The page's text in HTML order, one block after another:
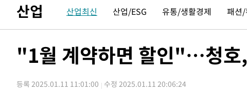
1시간 전 > [속보] SKT, 에이닷 서비스 장애 발생…"원인 파악 중"
1시간 전 >[속보]합참 "북, 동해상으로 미상 발사체 발사"
1시간 전 >[속보]7~9일 프로야구 3연전도 폭염 취소…11일 재개
1시간 전 >'월드컵 탈락 후폭풍' 축구협회…초유의 압수수색에 '충격·당황'
산업 산업최신 산업/ESG 유통/생활경제 패션/
"1월 계약하면 할인"…청호,
등록 2025.01.11 11:01:00 수정 2025.01.11 20:06:24